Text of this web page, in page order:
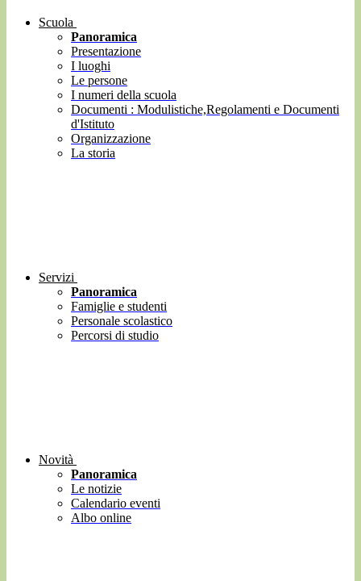
Scuola
Panoramica
Presentazione
I luoghi
Le persone
I numeri della scuola
Documenti : Modulistiche,Regolamenti e Documenti
d'Istituto
Organizzazione
La storia
Servizi
Panoramica
Famiglie e studenti
Personale scolastico
Percorsi di studio
Novità
Panoramica
Le notizie
Calendario eventi
Albo online